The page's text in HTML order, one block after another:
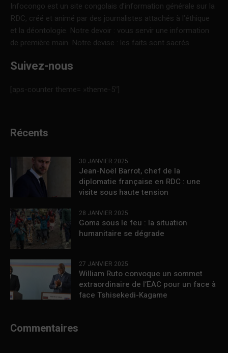
Infocongo est un site congolais d’information générale sur la
RDC, créé et animé par des journalistes attachés à l’éthique
et la déontologie. Notre devoir : vous servir une information
de première main. Notre devise : les faits sont sacrés.
Suivez-nous
[aps-counter theme= »theme-5″]
Récents
30 JANVIER 2025
Jean-Noël Barrot, chef de la
diplomatie française en RDC : une
visite sous haute tension
28 JANVIER 2025
Goma sous le feu : la situation
humanitaire se dégrade
27 JANVIER 2025
William Ruto convoque un sommet
extraordinaire de l’EAC pour un face à
face Tshisekedi-Kagame
Commentaires